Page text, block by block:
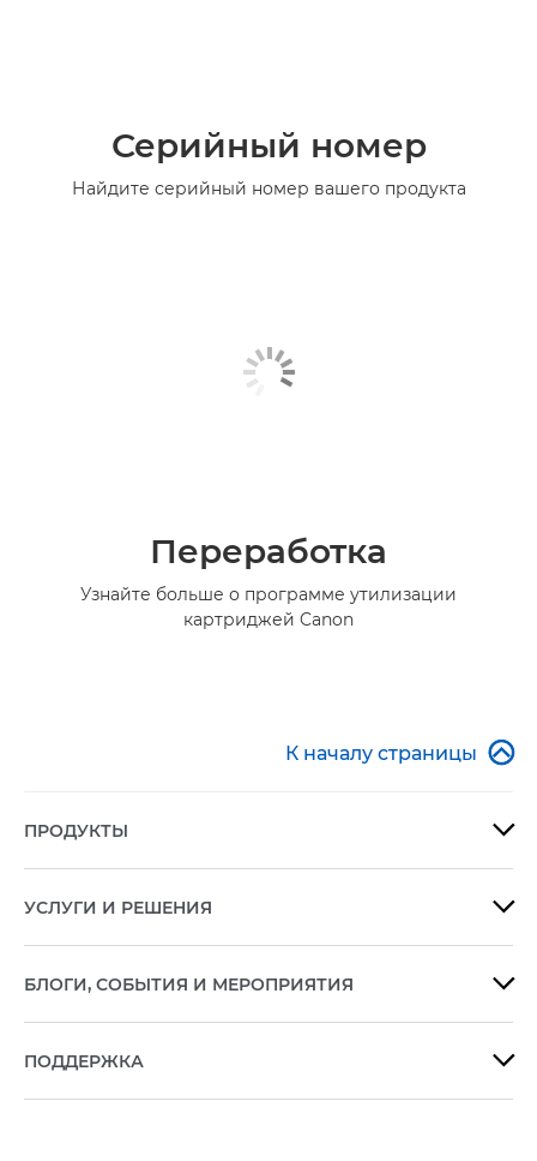
Серийный номер
Найдите серийный номер вашего продукта
Переработка
Узнайте больше о программе утилизации
картриджей Canon
К началу страницы 
ПРОДУКТЫ 
УСЛУГИ И РЕШЕНИЯ 
БЛОГИ, СОБЫТИЯ И МЕРОПРИЯТИЯ 
ПОДДЕРЖКА 